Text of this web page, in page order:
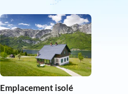
Emplacement isolé